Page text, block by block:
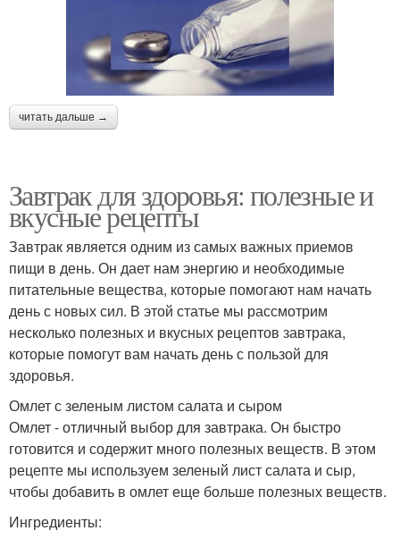
читать дальше →
Завтрак для здоровья: полезные и
вкусные рецепты
Завтрак является одним из самых важных приемов
пищи в день. Он дает нам энергию и необходимые
питательные вещества, которые помогают нам начать
день с новых сил. В этой статье мы рассмотрим
несколько полезных и вкусных рецептов завтрака,
которые помогут вам начать день с пользой для
здоровья.
Омлет с зеленым листом салата и сыром
Омлет - отличный выбор для завтрака. Он быстро
готовится и содержит много полезных веществ. В этом
рецепте мы используем зеленый лист салата и сыр,
чтобы добавить в омлет еще больше полезных веществ.
Ингредиенты: